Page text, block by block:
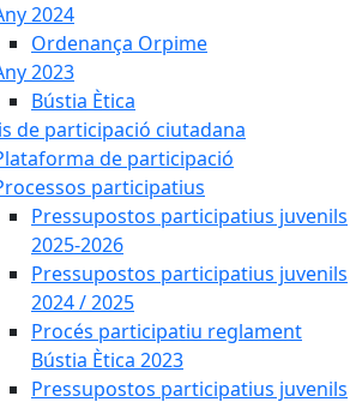
2024
Ordenança Orpime
2023
Bústia Ètica
de participació ciutadana
de participació
participatius
Pressupostos participatius juvenils
2025-2026
Pressupostos participatius juvenils
2024 / 2025
Procés participatiu reglament
Bústia Ètica 2023
Pressupostos participatius juvenils